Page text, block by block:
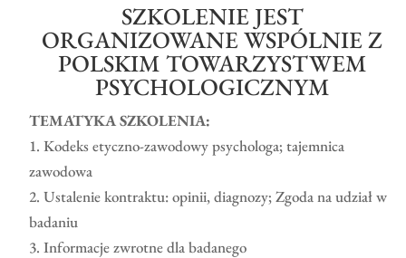
SZKOLENIE JEST
ORGANIZOWANE WSPÓLNIE Z
POLSKIM TOWARZYSTWEM
PSYCHOLOGICZNYM
TEMATYKA SZKOLENIA:
1. Kodeks etyczno-zawodowy psychologa; tajemnica
zawodowa
2. Ustalenie kontraktu: opinii, diagnozy; Zgoda na udział w
badaniu
3. Informacje zwrotne dla badanego